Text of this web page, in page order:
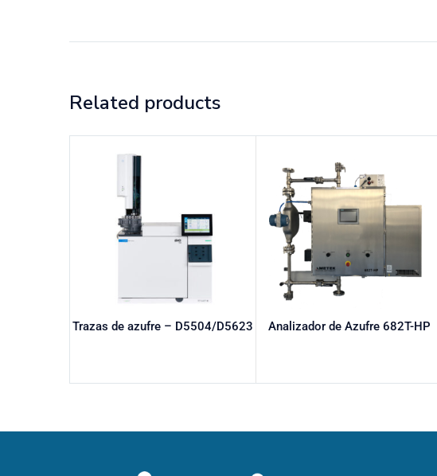
Related products
Trazas de azufre – D5504/D5623 Analizador de Azufre 682T-HP